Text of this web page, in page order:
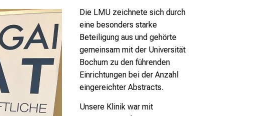
Die LMU zeichnete sich durch
eine besonders starke
Beteiligung aus und gehörte
gemeinsam mit der Universität
Bochum zu den führenden
Einrichtungen bei der Anzahl
eingereichter Abstracts.
Unsere Klinik war mit